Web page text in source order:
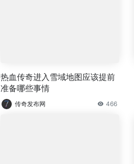
热血传奇进入雪域地图应该提前
准备哪些事情
传奇发布网 466